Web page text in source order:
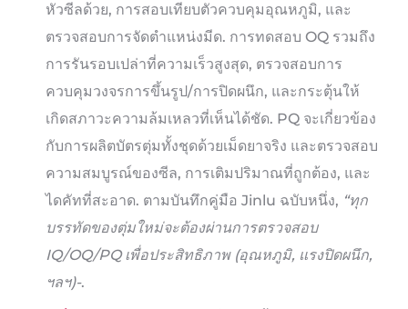
หัวซีลด้วย, การสอบเทียบตัวควบคุมอุณหภูมิ, และ
ตรวจสอบการจัดตำแหน่งมีด. การทดสอบ OQ รวมถึง
การรันรอบเปล่าที่ความเร็วสูงสุด, ตรวจสอบการ
ควบคุมวงจรการขึ้นรูป/การปิดผนึก, และกระตุ้นให้
เกิดสภาวะความล้มเหลวที่เห็นได้ชัด. PQ จะเกี่ยวข้อง
กับการผลิตบัตรตุ่มทั้งชุดด้วยเม็ดยาจริง และตรวจสอบ
ความสมบูรณ์ของซีล, การเติมปริมาณที่ถูกต้อง, และ
ไดคัทที่สะอาด. ตามบันทึกคู่มือ Jinlu ฉบับหนึ่ง, “ทุก
บรรทัดของตุ่มใหม่จะต้องผ่านการตรวจสอบ
IQ/OQ/PQ เพื่อประสิทธิภาพ (อุณหภูมิ, แรงปิดผนึก,
ฯลฯ)-.